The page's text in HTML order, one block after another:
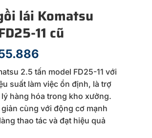
lái Komatsu
11 cũ
2.5 tấn model FD25-11 với
suất làm việc ổn định, là trợ
hàng hóa trong kho xưởng.
cùng với động cơ mạnh
thao tác và đạt hiệu quả